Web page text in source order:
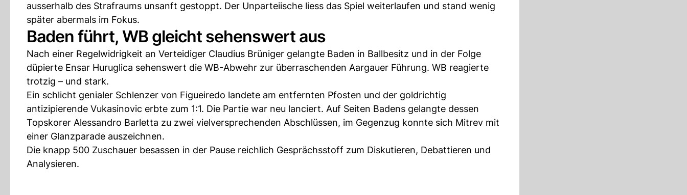
ausserhalb des Strafraums unsanft gestoppt. Der Unparteiische liess das Spiel weiterlaufen und stand wenig
später abermals im Fokus.
Baden führt, WB gleicht sehenswert aus
Nach einer Regelwidrigkeit an Verteidiger Claudius Brüniger gelangte Baden in Ballbesitz und in der Folge
düpierte Ensar Huruglica sehenswert die WB-Abwehr zur überraschenden Aargauer Führung. WB reagierte
trotzig – und stark.
Ein schlicht genialer Schlenzer von Figueiredo landete am entfernten Pfosten und der goldrichtig
antizipierende Vukasinovic erbte zum 1:1. Die Partie war neu lanciert. Auf Seiten Badens gelangte dessen
Topskorer Alessandro Barletta zu zwei vielversprechenden Abschlüssen, im Gegenzug konnte sich Mitrev mit
einer Glanzparade auszeichnen.
Die knapp 500 Zuschauer besassen in der Pause reichlich Gesprächsstoff zum Diskutieren, Debattieren und
Analysieren.